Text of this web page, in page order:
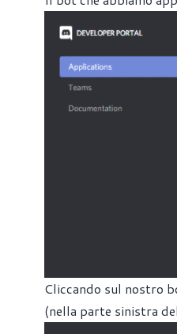
Cliccando sul nostro
(nella parte sinistra